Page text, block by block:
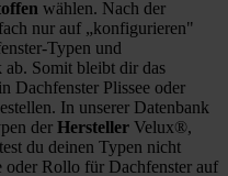
wählen. Nach der
nur auf „konfigurieren"
Typen und
ab. Somit bleibt dir das
Dachfenster Plissee oder
In unserer Datenbank
der Hersteller Velux®,
du deinen Typen nicht
oder Rollo für Dachfenster auf